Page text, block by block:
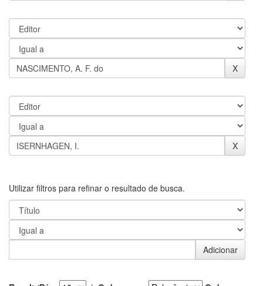
Utilizar filtros para refinar o resultado de busca.